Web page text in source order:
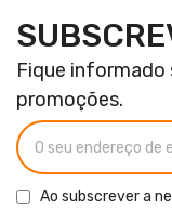
Fique informado
promoções.
Ao subscrever a